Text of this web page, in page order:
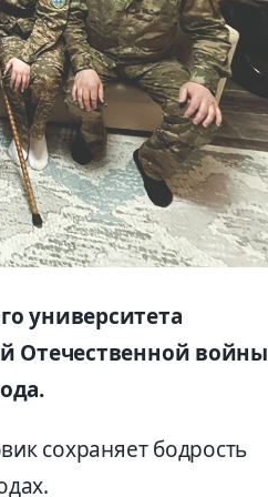
университета
Отечественной войны
сохраняет бодрость